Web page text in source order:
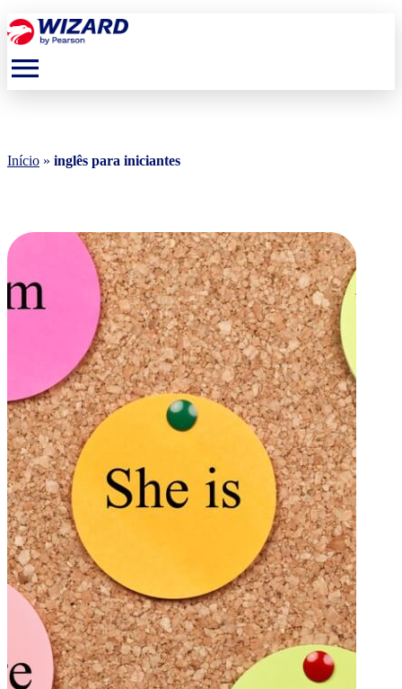
menu
Início » inglês para iniciantes